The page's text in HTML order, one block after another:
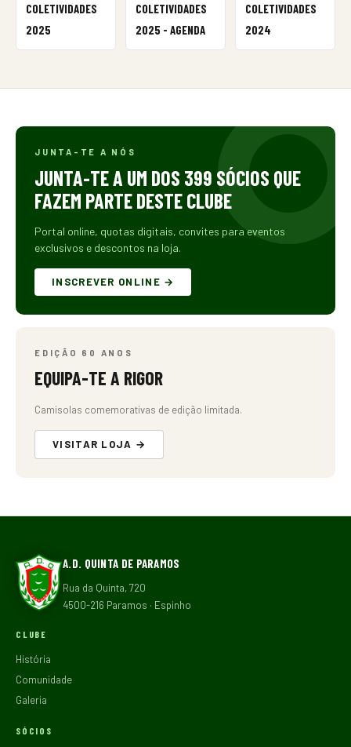
COLETIVIDADES
2025
COLETIVIDADES
2025 - AGENDA
COLETIVIDADES
2024
JUNTA-TE A NÓS
JUNTA-TE A UM DOS 399 SÓCIOS QUE
FAZEM PARTE DESTE CLUBE
Portal online, quotas digitais, convites para eventos
exclusivos e descontos na loja.
INSCREVER ONLINE →
EDIÇÃO 60 ANOS
EQUIPA-TE A RIGOR
Camisolas comemorativas de edição limitada.
VISITAR LOJA →
A.D. QUINTA DE PARAMOS
Rua da Quinta, 720
4500-216 Paramos · Espinho
CLUBE
História
Comunidade
Galeria
SÓCIOS